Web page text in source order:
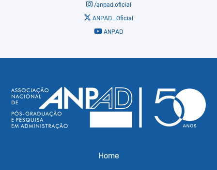
/anpad.oficial
ANPAD_Oficial
ANPAD
Home